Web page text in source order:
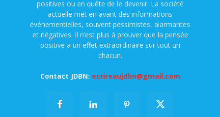
positives ou en quête de le devenir. La société
actuelle met en avant des informations
événementielles, souvent pessimistes, alarmantes
et négatives. Il n’est plus à prouver que la pensée
positive a un effet extraordinaire sur tout un
chacun.
Contact JDBN: ecrireaujdbn@gmail.com